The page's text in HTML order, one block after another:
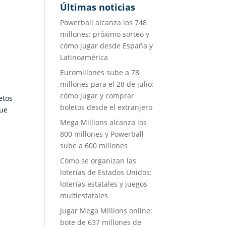
Últimas noticias
Powerball alcanza los 748
millones: próximo sorteo y
cómo jugar desde España y
Latinoamérica
Euromillones sube a 78
millones para el 28 de julio:
cómo jugar y comprar
boletos desde el extranjero
Mega Millions alcanza los
800 millones y Powerball
sube a 600 millones
Cómo se organizan las
loterías de Estados Unidos:
loterías estatales y juegos
multiestatales
Jugar Mega Millions online:
bote de 637 millones de